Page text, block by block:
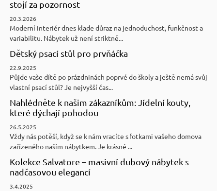
stojí za pozornost
20.3.2026
Moderní interiér dnes klade důraz na jednoduchost, funkčnost a
variabilitu. Nábytek už není striktně...
Dětský psací stůl pro prvňáčka
22.9.2025
Půjde vaše dítě po prázdninách poprvé do školy a ještě nemá svůj
vlastní psací stůl? Je nejvyšší čas...
Nahlédněte k našim zákazníkům: Jídelní kouty,
které dýchají pohodou
26.5.2025
Vždy nás potěší, když se k nám vracíte s fotkami vašeho domova
zařízeného naším nábytkem. Je krásné ...
Kolekce Salvatore – masivní dubový nábytek s
nadčasovou elegancí
3.4.2025